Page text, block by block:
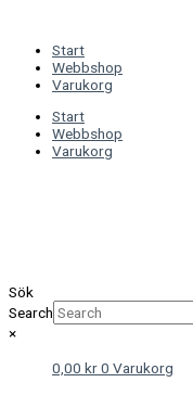
innehållStart
Webbshop
Varukorg
Start
Webbshop
Varukorg
Sök
Search
×
0,00 kr0 Varukorg